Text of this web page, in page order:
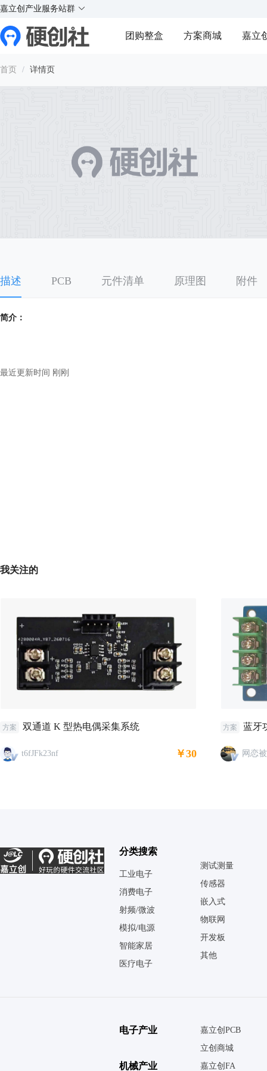
X
Y
X
Y
实
¥
实
实
实
嘉立创产业服务站群
团购整盒 方案商城 嘉立
首页 / 详情页
描述 PCB 元件清单 原理图 附件
简介：
最近更新时间 刚刚
我关注的
方案 双通道 K 型热电偶采集系统
t6fJFk23nf ￥30
方案 蓝牙
分类搜索
工业电子
消费电子
射频/微波
模拟/电源
智能家居
医疗电子
测试测量
传感器
嵌入式
物联网
开发板
其他
电子产业
嘉立创PCB
立创商城
机械产业 嘉立创FA